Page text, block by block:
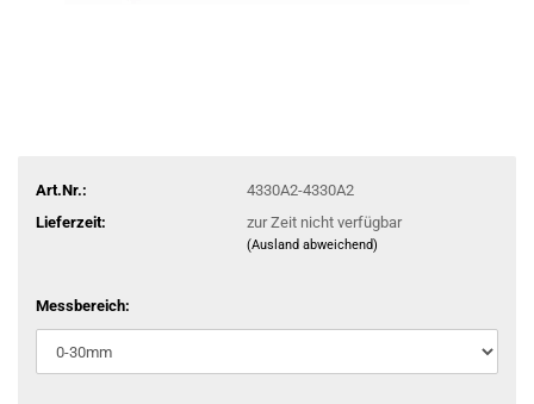
Art.Nr.:
4330A2-4330A2
Lieferzeit:
zur Zeit nicht verfügbar
(Ausland abweichend)
Messbereich: